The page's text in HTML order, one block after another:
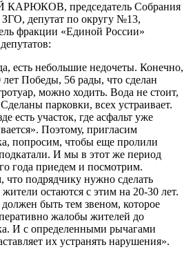
председатель Собрания
ЗГО, депутат по округу №13,
фракции «Единой России»
есть небольшие недочеты. Конечно,
Победы, 56 рады, что сделан
можно ходить. Вода не стоит,
парковки, всех устраивает.
есть участок, где асфальт уже
Поэтому, пригласим
попросим, чтобы еще пролили
И мы в этот же период
года приедем и посмотрим.
подрядчику нужно сделать
жители остаются с этим на 20-30 лет.
быть тем звеном, которое
жалобы жителей до
И с определенными рычагами
их устранять нарушения».